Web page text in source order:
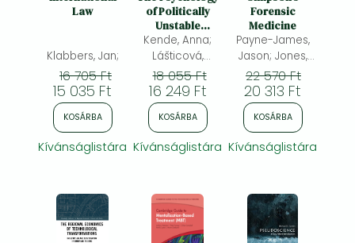
Frieren manga
One-Punch Man manga
Law
Klabbers, Jan;
16 705 Ft
15 035 Ft
KOSÁRBA
Kívánságlistára
of Politically
Unstable
Societies
Kende, Anna;
Lášticová,
Barbara; (ed.)
18 055 Ft
16 249 Ft
KOSÁRBA
Kívánságlistára
Forensic
Medicine
Payne-James,
Jason; Jones,
Richard Martin
22 570 Ft
20 313 Ft
KOSÁRBA
Kívánságlistára